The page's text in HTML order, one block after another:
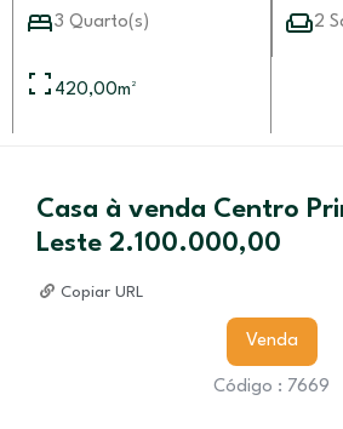
3 Quarto(s) 2
420,00m²
Casa à venda Centro
Leste 2.100.000,00
Copiar URL
Venda
Código : 7669